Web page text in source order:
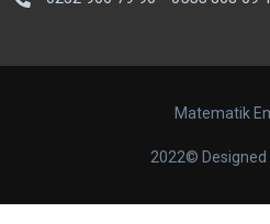
Matematik
2022© Designed